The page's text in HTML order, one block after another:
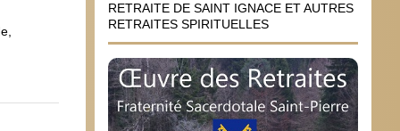
RETRAITE DE SAINT IGNACE ET AUTRES
RETRAITES SPIRITUELLES